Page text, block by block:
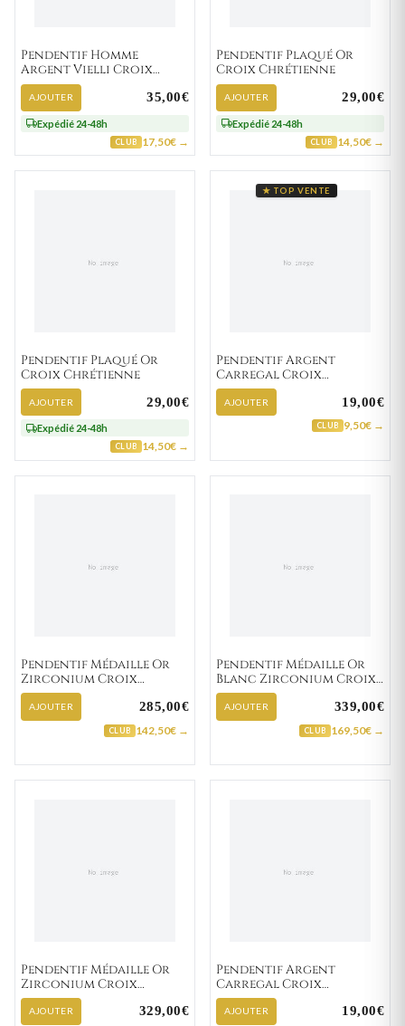
Pendentif Homme
Argent Vielli Croix
Chrétienne
AJOUTER 35,00€
Expédié 24-48h
CLUB 17,50€ →
Pendentif Plaqué Or
Croix Chrétienne
AJOUTER 29,00€
Expédié 24-48h
CLUB 14,50€ →
Pendentif Plaqué Or
Croix Chrétienne
AJOUTER 29,00€
Expédié 24-48h
CLUB 14,50€ →
★ TOP VENTE
Pendentif Argent
Carregal Croix
Chrétienne
AJOUTER 19,00€
CLUB 9,50€ →
Pendentif Médaille Or
Zirconium Croix
Chrétienne
AJOUTER 285,00€
CLUB 142,50€ →
Pendentif Médaille Or
Blanc Zirconium Croix
Chrétienne
AJOUTER 339,00€
CLUB 169,50€ →
Pendentif Médaille Or
Zirconium Croix
Chrétienne
AJOUTER 329,00€
Pendentif Argent
Carregal Croix
Chrétienne
AJOUTER 19,00€